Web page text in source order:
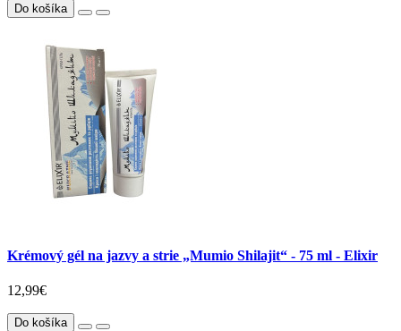
Do košíka
Krémový gél na jazvy a strie „Mumio Shilajit“ - 75 ml - Elixir
12,99€
Do košíka